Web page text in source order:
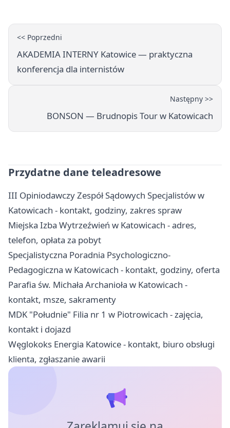
<< Poprzedni
AKADEMIA INTERNY Katowice — praktyczna
konferencja dla internistów
Następny >>
BONSON — Brudnopis Tour w Katowicach
Przydatne dane teleadresowe
III Opiniodawczy Zespół Sądowych Specjalistów w
Katowicach - kontakt, godziny, zakres spraw
Miejska Izba Wytrzeźwień w Katowicach - adres,
telefon, opłata za pobyt
Specjalistyczna Poradnia Psychologiczno-
Pedagogiczna w Katowicach - kontakt, godziny, oferta
Parafia św. Michała Archanioła w Katowicach -
kontakt, msze, sakramenty
MDK "Południe" Filia nr 1 w Piotrowicach - zajęcia,
kontakt i dojazd
Węglokoks Energia Katowice - kontakt, biuro obsługi
klienta, zgłaszanie awarii